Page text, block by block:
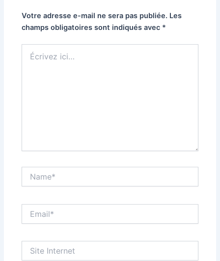
Votre adresse e-mail ne sera pas publiée. Les
champs obligatoires sont indiqués avec *
ici…
Internet